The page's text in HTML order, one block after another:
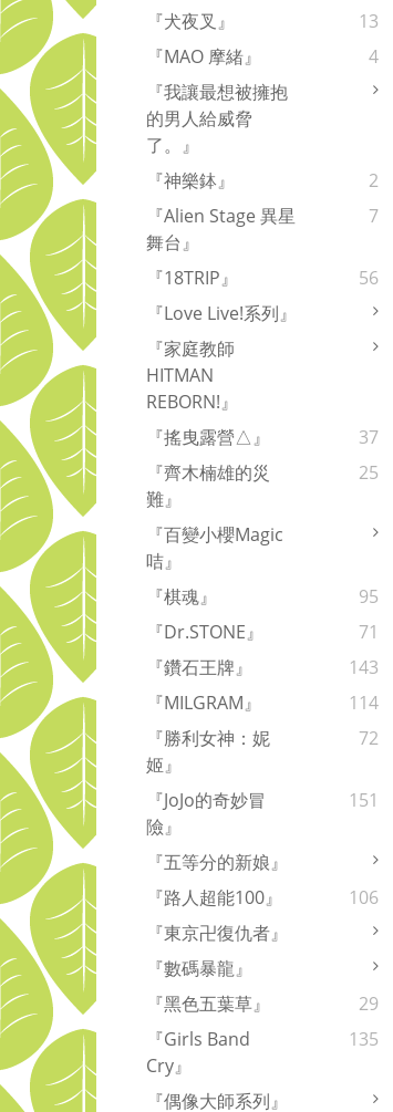
『犬夜叉』
13
『MAO 摩緒』
4
『我讓最想被擁抱
的男人給威脅
了。』
『神樂鉢』
2
『Alien Stage 異星
舞台』
7
『18TRIP』
56
『Love Live!系列』
『家庭教師
HITMAN
REBORN!』
『搖曳露營△』
37
『齊木楠雄的災
難』
25
『百變小櫻Magic
咭』
『棋魂』
95
『Dr.STONE』
71
『鑽石王牌』
143
『MILGRAM』
114
『勝利女神：妮
姬』
72
『JoJo的奇妙冒
險』
151
『五等分的新娘』
『路人超能100』
106
『東京卍復仇者』
『數碼暴龍』
『黑色五葉草』
29
『Girls Band
Cry』
135
『偶像大師系列』